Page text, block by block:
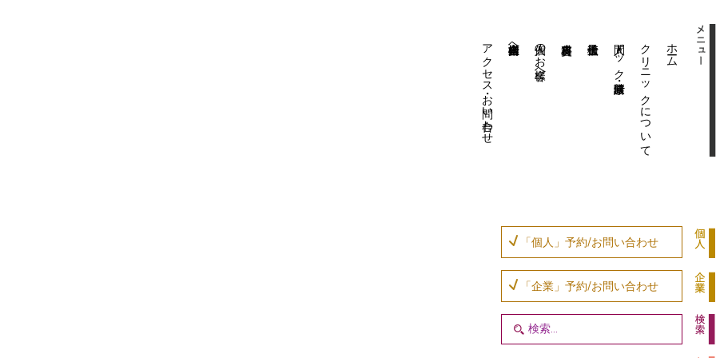
アクセス・お問い合わせ 企業内担当者様へ 個人のお客様へ 人間ドック・健康診断 クリニックについて ホーム
「個人」予約/お問い合わせ
「企業」予約/お問い合わせ